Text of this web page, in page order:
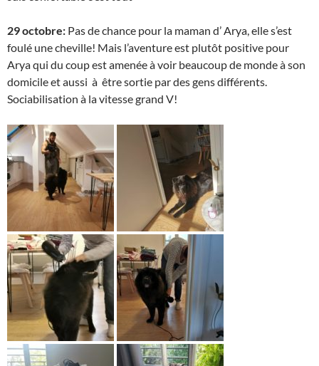
29 octobre: Pas de chance pour la maman d’ Arya, elle s’est
foulé une cheville! Mais l’aventure est plutôt positive pour
Arya qui du coup est amenée à voir beaucoup de monde à son
domicile et aussi à être sortie par des gens différents.
Sociabilisation à la vitesse grand V!